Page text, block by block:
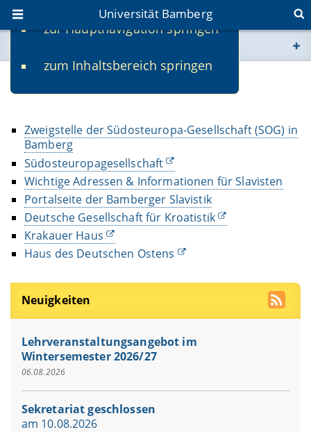
zur Hauptnavigation springen
zum Inhaltsbereich springen
Universität Bamberg
www.uni-bamberg.de
Transfer
Zweigstelle der Südosteuropa-Gesellschaft (SOG) in
Bamberg
Südosteuropagesellschaft
Wichtige Adressen & Informationen für Slavisten
Portalseite der Bamberger Slavistik
Deutsche Gesellschaft für Kroatistik
Krakauer Haus
Haus des Deutschen Ostens
Neuigkeiten
Lehrveranstaltungsangebot im
Wintersemester 2026/27
06.08.2026
Sekretariat geschlossen
am 10.08.2026